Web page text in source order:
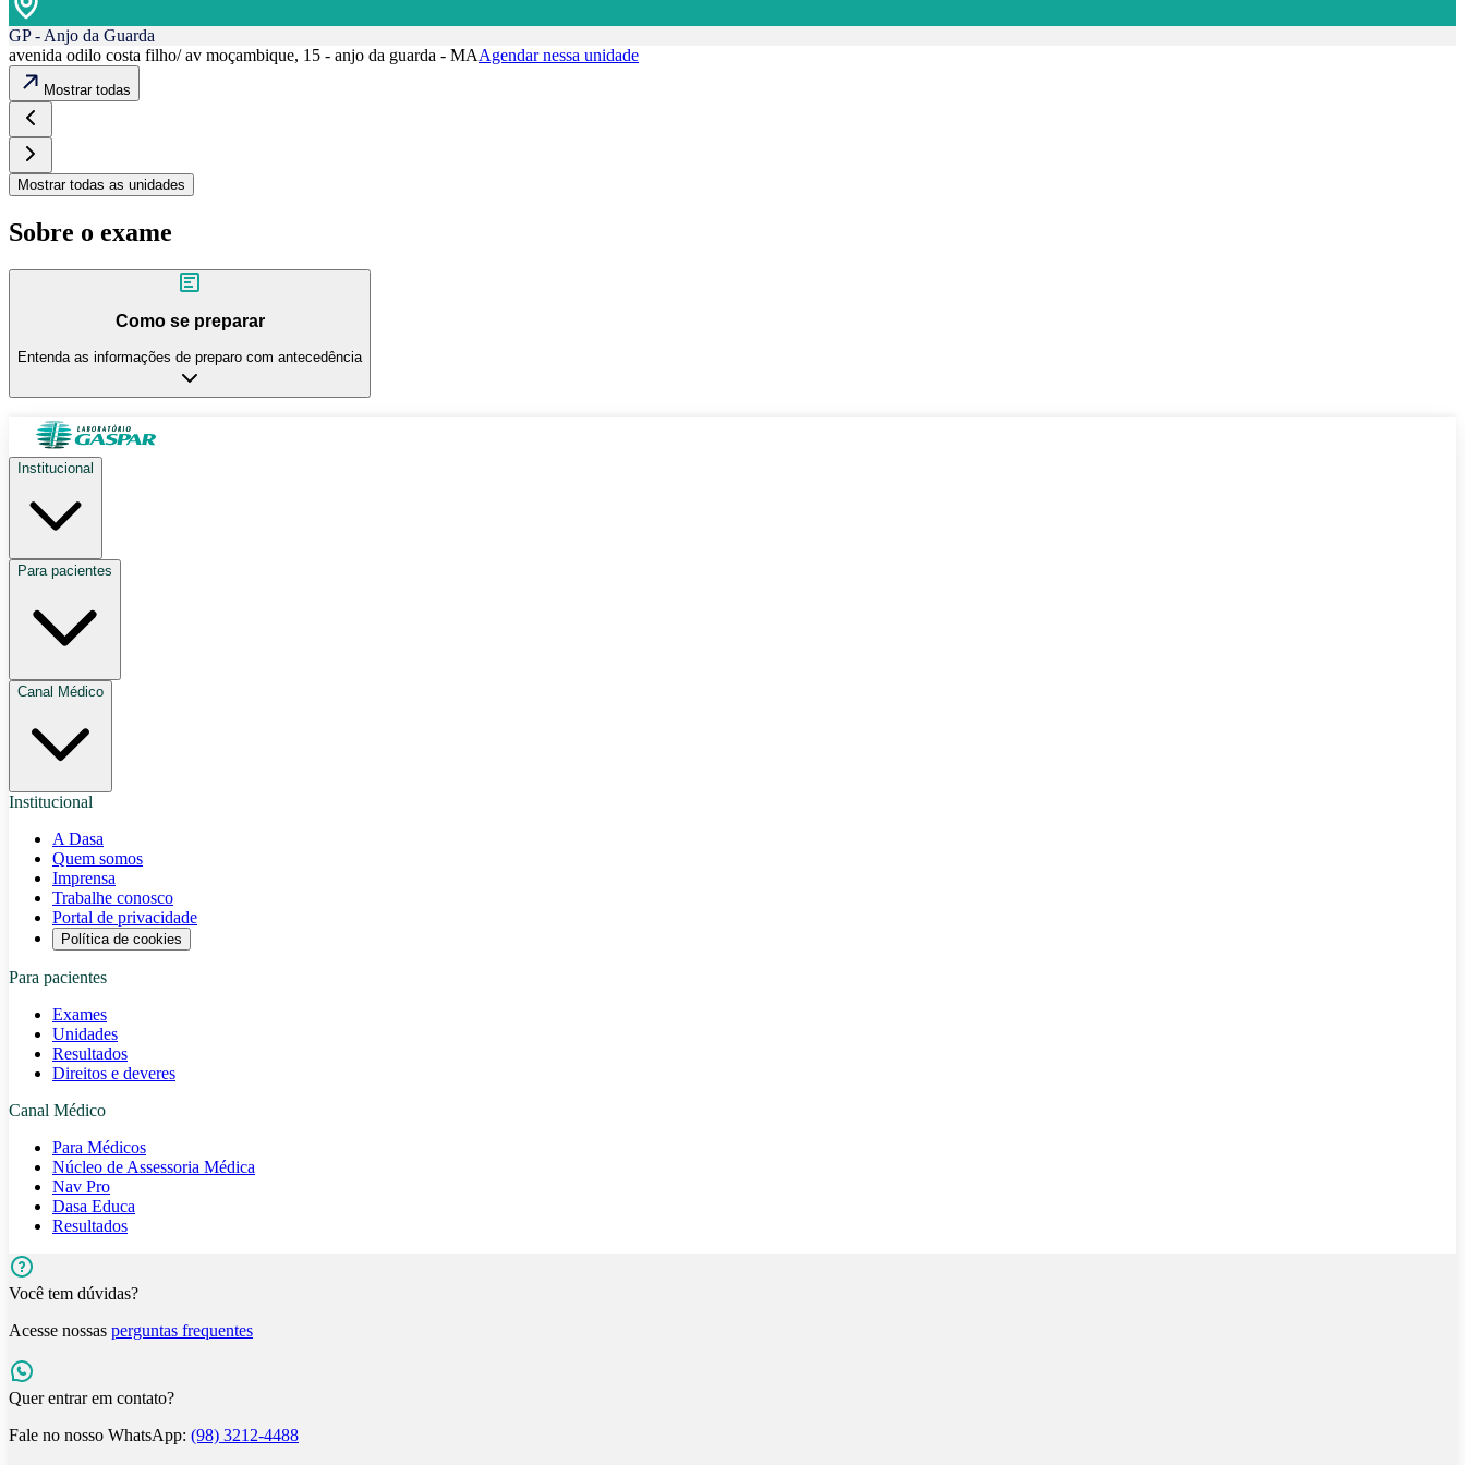
GP - Anjo da Guarda
avenida odilo costa filho/ av moçambique, 15 - anjo da guarda - MAAgendar nessa unidade
Mostrar todas
Mostrar todas as unidades
Sobre o exame
Como se preparar
Entenda as informações de preparo com antecedência
Institucional
Para pacientes
Canal Médico
Institucional
A Dasa
Quem somos
Imprensa
Trabalhe conosco
Portal de privacidade
Política de cookies
Para pacientes
Exames
Unidades
Resultados
Direitos e deveres
Canal Médico
Para Médicos
Núcleo de Assessoria Médica
Nav Pro
Dasa Educa
Resultados
Você tem dúvidas?
Acesse nossas perguntas frequentes
Quer entrar em contato?
Fale no nosso WhatsApp: (98) 3212-4488